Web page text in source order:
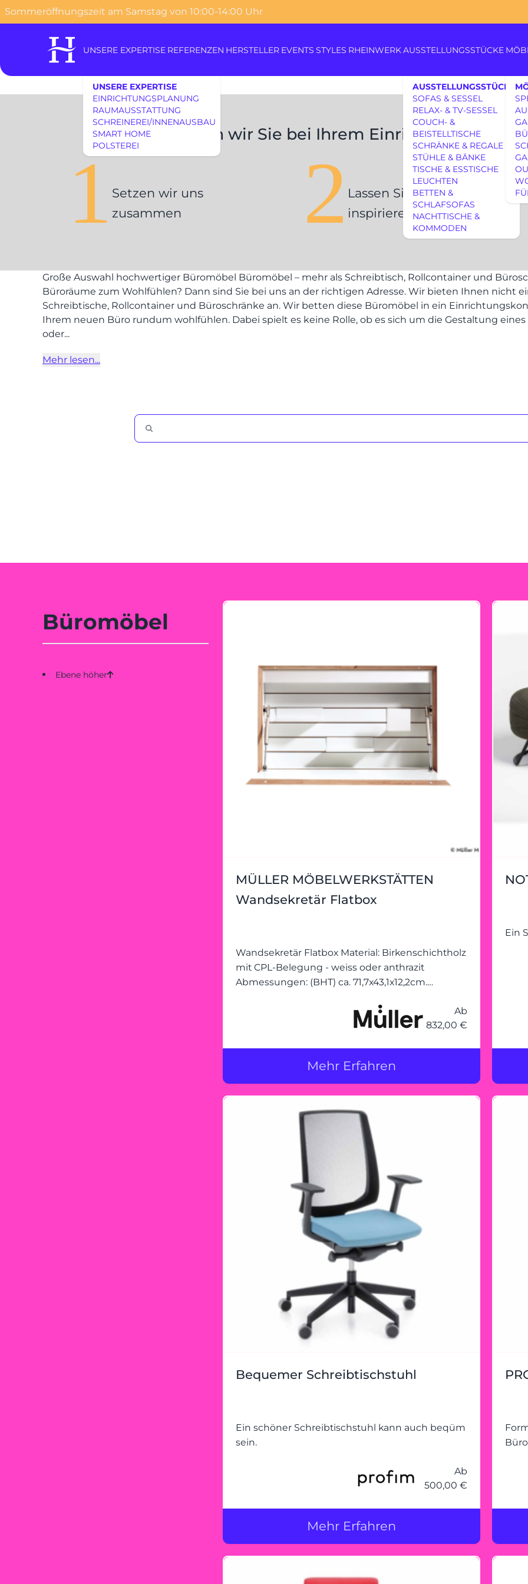
content
Sommeröffnungszeit am Samstag von 10:00-14:00 Uhr
UNSERE EXPERTISE
UNSERE EXPERTISE
EINRICHTUNGSPLANUNG
RAUMAUSSTATTUNG
SCHREINEREI/INNENAUSBAU
SMART HOME
POLSTEREI
REFERENZEN HERSTELLER EVENTS STYLES RHEINWERKAUSSTELLUNGSSTÜCKE
AUSSTELLUNGSSTÜCKE
SOFAS & SESSEL
RELAX- & TV-SESSEL
COUCH- &
BEISTELLTISCHE
SCHRÄNKE & REGALE
STÜHLE & BÄNKE
TISCHE & ESSTISCHE
LEUCHTEN
BETTEN &
SCHLAFSOFAS
NACHTTISCHE &
KOMMODEN
UNSERE EXPERTISE
REFERENZEN
STYLES
AUSSTELLUNGSSTÜCKE
AUSSTELLUNGSSTÜCKE
MÖBEL
MÖBEL
So beraten wir Sie bei Ihrem
1 Setzen wir uns
zusammen
2 Lassen Sie sich
inspirieren
Große Auswahl hochwertiger Büromöbel Büromöbel – mehr als Schreibtisch, Rollcontainer und
Büroräume zum Wohlfühlen? Dann sind Sie bei uns an der richtigen Adresse. Wir bieten Ihnen nicht
Schreibtische, Rollcontainer und Büroschränke an. Wir betten diese Büromöbel in ein
Ihrem neuen Büro rundum wohlfühlen. Dabei spielt es keine Rolle, ob es sich um die Gestaltung
oder...
Mehr lesen...
Büromöbel
Ebene höher
MÜLLER MÖBELWERKSTÄTTEN
Wandsekretär Flatbox
Wandsekretär Flatbox Material: Birkenschichtholz
mit CPL-Belegung - weiss oder anthrazit
Abmessungen: (BHT) ca. 71,7x43,1x12,2cm.
Ordnungssystem inkl. Beleuchtung
(Leuchtstoffröhre) und Steckdose. Stromzufuh
Ab
832,00 €
Mehr Erfahren
Ein
Bequemer Schreibtischstuhl
Ein schöner Schreibtischstuhl kann auch beqüm
sein.
Ab
500,00 €
Mehr Erfahren
Königswinterer Str. 319
53639 Königswinter-
0 22 23 - 91 89 0
Di.-Fr. 10-18 Uhr
Sa. 10-17 Uhr
Montag geschlossen